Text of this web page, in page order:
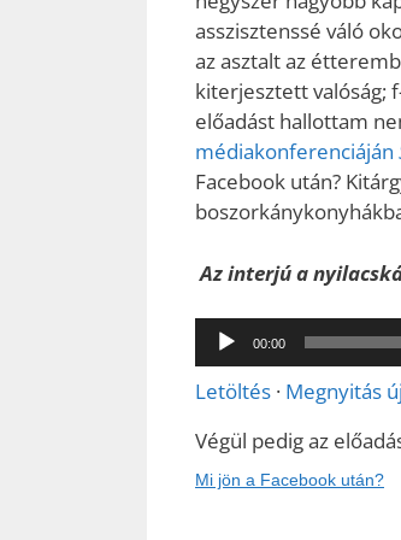
asszisztenssé váló
az asztalt az
kiterjesztett valóság;
előadást hallottam
médiakonferenciáján
Facebook után?
Az interjú a
Audió
lejátszó
00:00
Letöltés · Megnyitás
Végül pedig az
Mi jön a Facebook után?